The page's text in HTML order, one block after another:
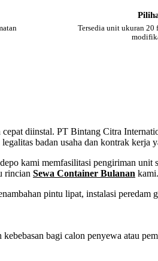
Tersedia unit ukuran 20
diinstal. PT Bintang Citra
badan usaha dan kontrak kerja
kami memfasilitasi pengiriman unit
rincian Sewa Container Bulanan kami.
pintu lipat, instalasi peredam
bagi calon penyewa atau